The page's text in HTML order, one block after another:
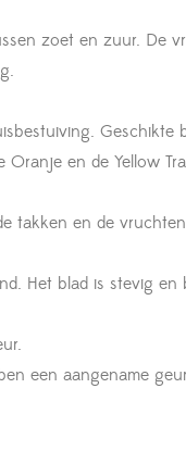
zoet en zuur. De
Geschikte
Oranje en de Yellow
en de
Het blad is stevig
een aangename